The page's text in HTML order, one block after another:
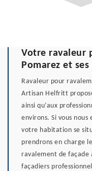
Votre ravaleur
Pomarez et
Ravaleur pour
Artisan Helfritt
ainsi qu’aux
environs. Si vous
votre habitation se
prendrons en charge
ravalement de façade
façadiers